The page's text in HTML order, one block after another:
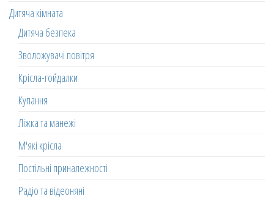
Дитяча кімната
Дитяча безпека
Зволожувачі повітря
Крісла-гойдалки
Купання
Ліжка та манежі
М'які крісла
Постільні приналежності
Радіо та відеоняні